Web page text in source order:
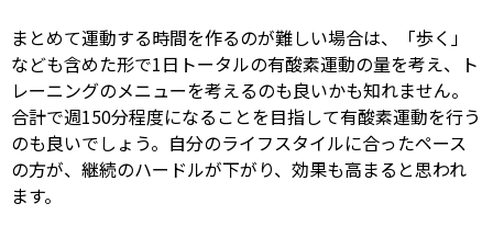
まとめて運動する時間を作るのが難しい場合は、「歩く」
なども含めた形で1日トータルの有酸素運動の量を考え、ト
レーニングのメニューを考えるのも良いかも知れません。
合計で週150分程度になることを目指して有酸素運動を行う
のも良いでしょう。自分のライフスタイルに合ったペース
の方が、継続のハードルが下がり、効果も高まると思われ
ます。